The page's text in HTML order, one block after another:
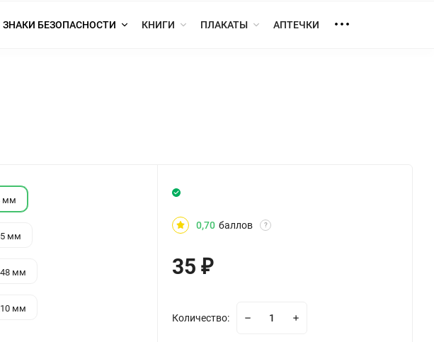
ЗНАКИ БЕЗОПАСНОСТИ КНИГИ ПЛАКАТЫ АПТЕЧКИ
мм
мм
мм
мм
0,70 баллов ?
35₽
Количество: